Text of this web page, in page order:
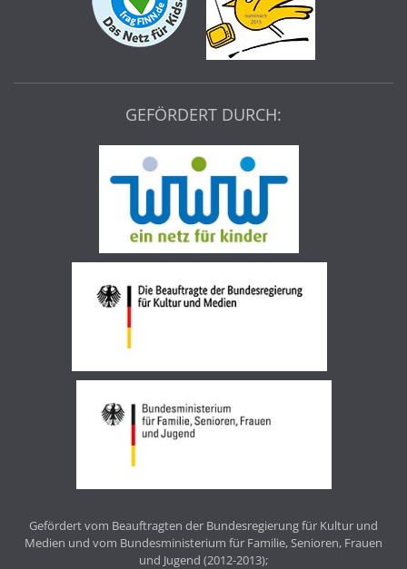
GEFÖRDERT DURCH:
Gefördert vom Beauftragten der Bundesregierung für Kultur und
Medien und vom Bundesministerium für Familie, Senioren, Frauen
und Jugend (2012-2013);